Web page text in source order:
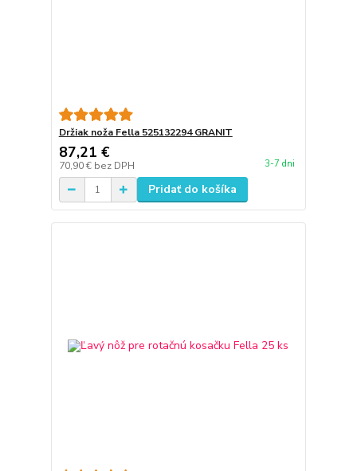
Držiak noža Fella 525132294 GRANIT
87,21 €
70,90 € bez DPH 3-7 dni
Pridať do košíka